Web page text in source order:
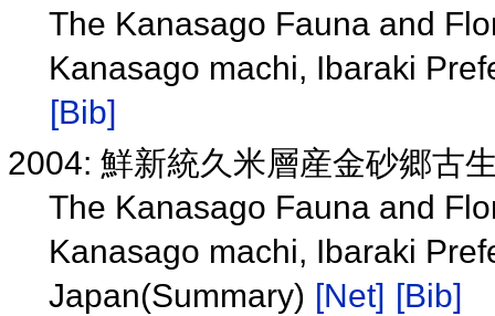
The Kanasago Fauna and
Kanasago machi, Ibaraki
[Bib]
2004: 鮮新統久米層産金砂郷古
The Kanasago Fauna and
Kanasago machi, Ibaraki
Japan(Summary) [Net] [Bib]